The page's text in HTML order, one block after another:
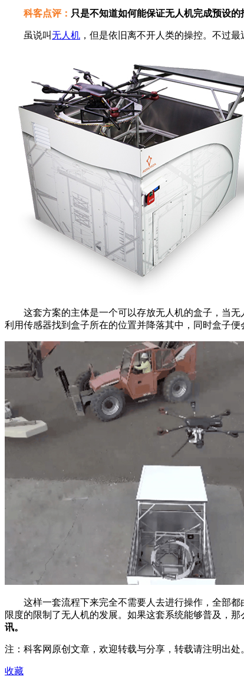
科客点评： 只是不知道如何能保证无人机完成预设的
虽说叫无人机 ，但是依旧离不开人类的操控。不过
这套方案的主体是一个可以存放无人机的盒子，当无
利用传感器找到盒子所在的位置并降落其中，同时盒子便
这样一套流程下来完全不需要人去进行操作，全部都
限度的限制了无人机的发展。如果这套系统能够普及，
讯。
注：科客网原创文章，欢迎转载与分享，转载请注明出处
收藏